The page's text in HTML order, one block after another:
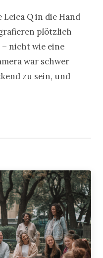
Q in die Hand
plötzlich
– nicht wie eine
war schwer
zu sein, und